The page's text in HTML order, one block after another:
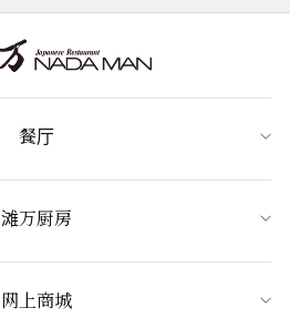
餐厅
滩万厨房
网上商城